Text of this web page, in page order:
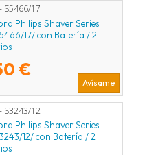
S5466/17
Philips Shaver Series
17/ con Batería / 2
€
Avísame
S3243/12
Philips Shaver Series
12/ con Batería / 2